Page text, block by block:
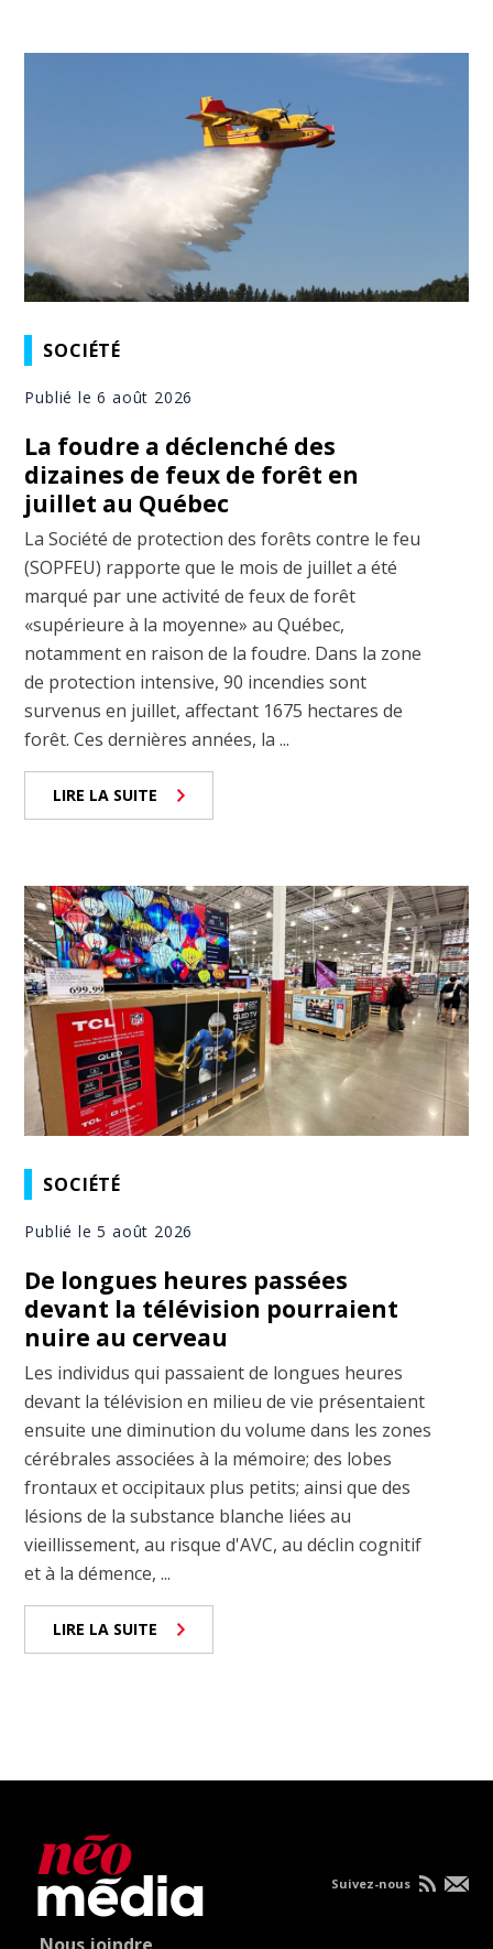
SOCIÉTÉ
Publié le 6 août 2026
La foudre a déclenché des
dizaines de feux de forêt en
juillet au Québec
La Société de protection des forêts contre le feu
(SOPFEU) rapporte que le mois de juillet a été
marqué par une activité de feux de forêt
«supérieure à la moyenne» au Québec,
notamment en raison de la foudre. Dans la zone
de protection intensive, 90 incendies sont
survenus en juillet, affectant 1675 hectares de
forêt. Ces dernières années, la ...
LIRE LA SUITE
SOCIÉTÉ
Publié le 5 août 2026
De longues heures passées
devant la télévision pourraient
nuire au cerveau
Les individus qui passaient de longues heures
devant la télévision en milieu de vie présentaient
ensuite une diminution du volume dans les zones
cérébrales associées à la mémoire; des lobes
frontaux et occipitaux plus petits; ainsi que des
lésions de la substance blanche liées au
vieillissement, au risque d'AVC, au déclin cognitif
et à la démence, ...
LIRE LA SUITE
Suivez-nous